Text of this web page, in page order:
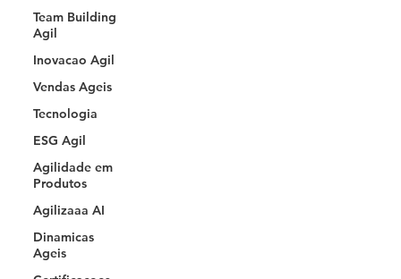
Team Building
Agil
Inovacao Agil
Vendas Ageis
Tecnologia
ESG Agil
Agilidade em
Produtos
Agilizaaa AI
Dinamicas
Ageis